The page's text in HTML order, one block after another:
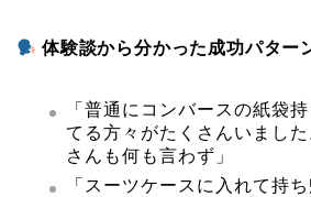
体験談から分かった成功パター
「普通にコンバースの紙袋
てる方々がたくさんいまし
さんも何も言わず」
「スーツケースに入れて持